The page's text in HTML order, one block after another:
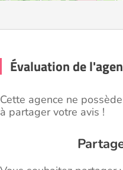
Évaluation de
Cette agence ne
à partager votre avis !